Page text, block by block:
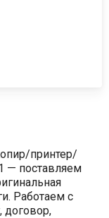
принтер/
— поставляем
Работаем с
договор,